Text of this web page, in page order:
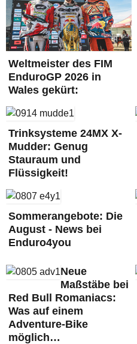
Weltmeister des FIM
EnduroGP 2026 in
Wales gekürt:
Trinksysteme 24MX X-
Mudder: Genug
Stauraum und
Flüssigkeit!
Sommerangebote: Die
August - News bei
Enduro4you
Neue
Maßstäbe bei
Red Bull Romaniacs:
Was auf einem
Adventure-Bike
möglich…